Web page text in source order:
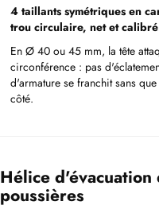
4 taillants symétriques en
trou circulaire, net et
En Ø 40 ou 45 mm, la tête
circonférence : pas
d'armature se franchit sans
côté.
Hélice d'évacuation
poussières